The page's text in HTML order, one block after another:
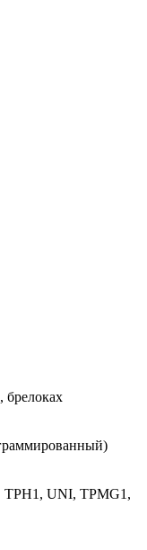
брелоках
UNI, TPMG1,